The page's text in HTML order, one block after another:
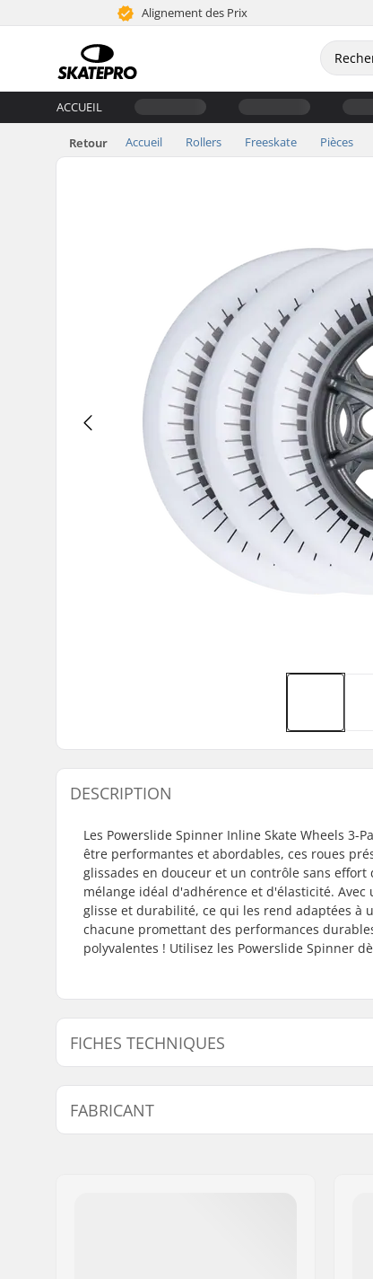
Alignement des Prix
ACCUEIL
Retour Accueil Rollers Freeskate Pièces
DESCRIPTION
Les Powerslide Spinner Inline Skate Wheels
être performantes et abordables, ces roues
glissades en douceur et un contrôle sans
mélange idéal d'adhérence et d'élasticité.
glisse et durabilité, ce qui les rend adaptées à
chacune promettant des performances
polyvalentes ! Utilisez les Powerslide Spinner
FICHES TECHNIQUES
Diamètre des roues:
Dureté des roues:
Roulements:
Non
FABRICANT